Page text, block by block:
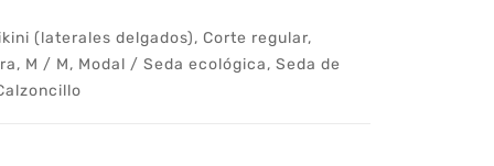
(laterales delgados), Corte regular,
, M / M, Modal / Seda ecológica, Seda de